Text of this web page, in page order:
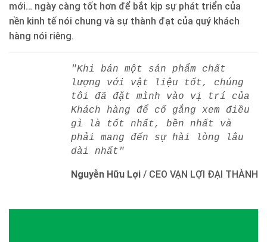
mới… ngày càng tốt hơn để bắt kịp sự phát triển của
nền kinh tế nói chung và sự thành đạt của quý khách
hàng nói riêng.
"Khi bán một sản phẩm chất
lượng với vật liệu tốt, chúng
tôi đã đặt mình vào vị trí của
Khách hàng để cố gắng xem điều
gì là tốt nhất, bền nhất và
phải mang đến sự hài lòng lâu
dài nhất"
Nguyễn Hữu Lợi / CEO VẠN LỢI ĐẠI THÀNH